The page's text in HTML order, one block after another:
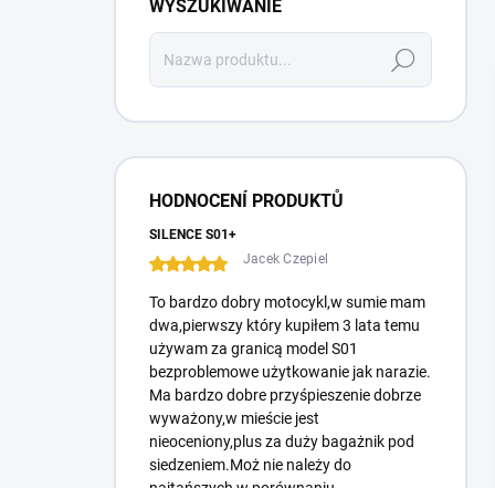
o
z
WYSZUKIWANIE
Szukaj
HODNOCENÍ PRODUKTŮ
SILENCE S01+
Jacek Czepiel
To bardzo dobry motocykl,w sumie mam
dwa,pierwszy który kupiłem 3 lata temu
używam za granicą model S01
bezproblemowe użytkowanie jak narazie.
Ma bardzo dobre przyśpieszenie dobrze
wyważony,w mieście jest
nieoceniony,plus za duży bagażnik pod
siedzeniem.Moż nie należy do